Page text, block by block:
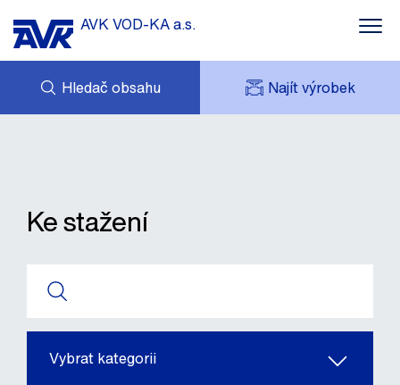
AVK VOD-KA a.s.
Hledač obsahu Najít výrobek
KONTAKTY
Ke stažení
Vybrat kategorii